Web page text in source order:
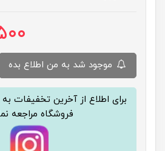
برای اطلاع از آخرین تخفیفات
فروشگاه مراجعه